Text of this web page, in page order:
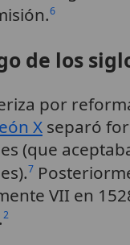
6
de los
por
Xseparó
(que
7
VII en
2